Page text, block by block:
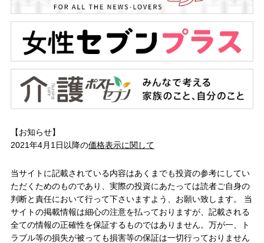
【お知らせ】
2021年4月1日以降の価格表示に関して
当サイトに記載されている内容はあくまでも投資の参考にしてい
ただくためのものであり、実際の投資にあたっては読者ご自身の
判断と責任において行って下さいますよう、お願い致します。 当
サイトの掲載情報は細心の注意を払っておりますが、記載される
全ての情報の正確性を保証するものではありません。万が一、ト
ラブル等の損失が被っても損害等の保証は一切行っておりません